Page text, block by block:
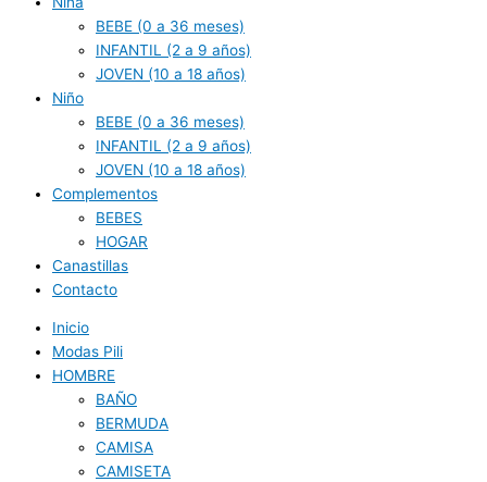
BEBE (0 a 36 meses)
INFANTIL (2 a 9 años)
JOVEN (10 a 18 años)
Niño
BEBE (0 a 36 meses)
INFANTIL (2 a 9 años)
JOVEN (10 a 18 años)
Complementos
BEBES
HOGAR
Canastillas
Contacto
Inicio
Modas Pili
HOMBRE
BAÑO
BERMUDA
CAMISA
CAMISETA